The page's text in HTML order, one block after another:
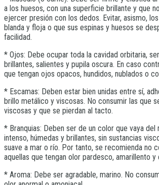
a los huesos, con una superficie brillante y que
ejercer presión con los dedos. Evitar, asismo,
blanda y floja o que sus espinas y huesos se
facilidad.
* Ojos: Debe ocupar toda la cavidad orbitaria,
brillantes, salientes y pupila oscura. En caso
que tengan ojos opacos, hundidos, nublados o
* Escamas: Deben estar bien unidas entre sí,
brillo metálico y viscosas. No consumir las que
viscosas y que se pierdan al tacto.
* Branquias: Deben ser de un color que vaya del
intenso, húmedas y brillantes, sin sustancias
suave a mar o río. Por tanto, se recomienda no
aquellas que tengan olor pardesco, amarillento y
* Aroma: Debe ser agradable, marino. No